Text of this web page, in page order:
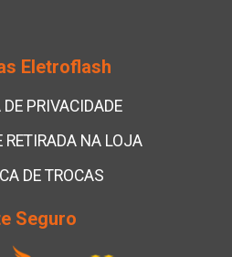
Eletroflash
PRIVACIDADE
RETIRADA NA LOJA
DE TROCAS
Seguro